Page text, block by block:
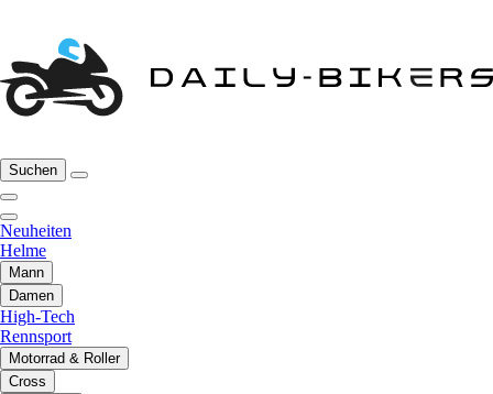
Suchen
Neuheiten
Helme
Mann
Damen
High-Tech
Rennsport
Motorrad & Roller
Cross